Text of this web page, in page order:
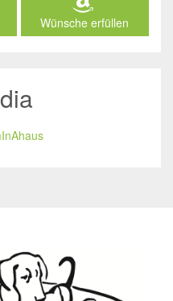
Wünsche erfüllen